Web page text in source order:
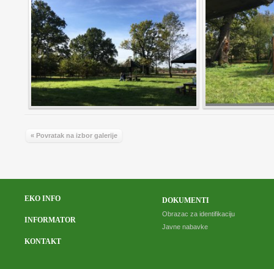
« Povratak na izbor galerije
EKO INFO
INFORMATOR
KONTAKT
DOKUMENTI
Obrazac za identifikaciju
Javne nabavke